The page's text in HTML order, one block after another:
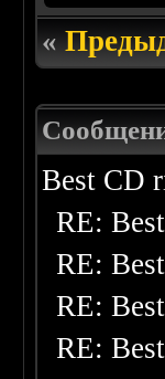
«
Best CD
RE:
RE:
RE:
RE: